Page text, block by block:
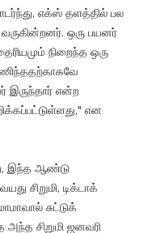
எக்ஸ் தளத்தில் பல
ஒரு பயனர்
நிறைந்த ஒரு
இருந்தார் என்ற
என
இந்த ஆண்டு
சிறுமி, டிக்டாக்
சுட்டுக்
சிறுமி ஜனவரி